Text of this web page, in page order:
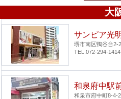
大
サンピア光
堺市南区鴨谷台2-
TEL.072-294-1414
和泉府中駅
和泉市府中町8-4-